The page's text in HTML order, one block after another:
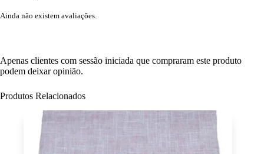
Ainda não existem avaliações.
Apenas clientes com sessão iniciada que compraram este produto
podem deixar opinião.
Produtos Relacionados